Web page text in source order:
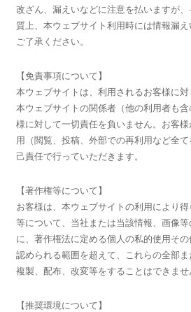
改ざん、漏えいなどに注意を払いますが
質上、本ウェブサイト利用時には情報漏
ご了承ください。
【免責事項について】
本ウェブサイトは、利用されるお客様に対
本ウェブサイトの関係者（他の利用者も
様に対して一切責任を負いません。お客
用（閲覧、投稿、外部での再利用など全
己責任で行っていただきます。
【著作権等について】
お客様は、本ウェブサイトの利用により
等について、当社または当該情報、画像
に、著作権法に定める個人の私的使用そ
認められる範囲を超えて、これらの全部ま
複製、配布、改変等をすることはできませ
【推奨環境について】